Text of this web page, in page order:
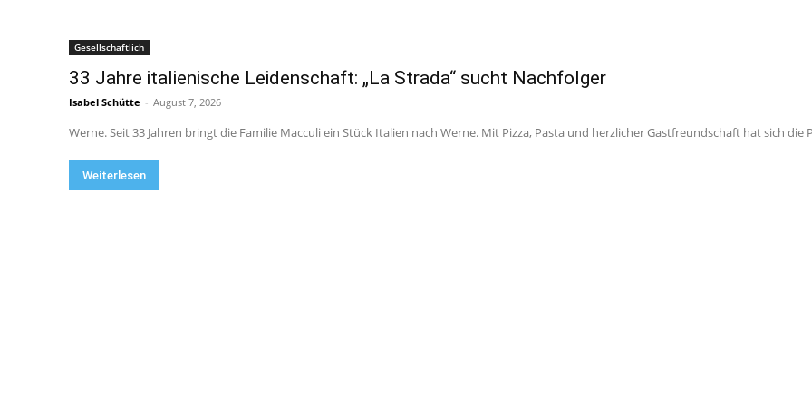
Gesellschaftlich
33 Jahre italienische Leidenschaft: „La Strada“ sucht Nachfolger
Isabel Schütte - August 7, 2026
Werne. Seit 33 Jahren bringt die Familie Macculi ein Stück Italien nach Werne. Mit Pizza, Pasta und herzlicher Gastfreundschaft hat sich die
Weiterlesen